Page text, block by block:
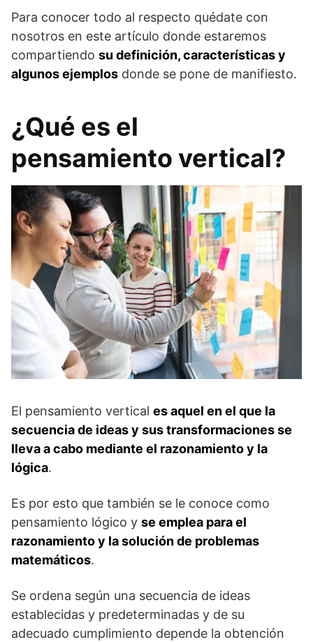
Para conocer todo al respecto quédate con
nosotros en este artículo donde estaremos
compartiendo su definición, características y
algunos ejemplos donde se pone de manifiesto.
¿Qué es el
pensamiento vertical?
El pensamiento vertical es aquel en el que la
secuencia de ideas y sus transformaciones se
lleva a cabo mediante el razonamiento y la
lógica.
Es por esto que también se le conoce como
pensamiento lógico y se emplea para el
razonamiento y la solución de problemas
matemáticos.
Se ordena según una secuencia de ideas
establecidas y predeterminadas y de su
adecuado cumplimiento depende la obtención